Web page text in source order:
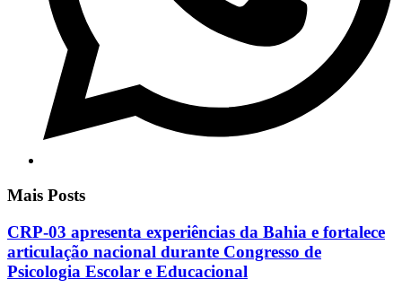
Mais Posts
CRP-03 apresenta experiências da Bahia e fortalece
articulação nacional durante Congresso de
Psicologia Escolar e Educacional